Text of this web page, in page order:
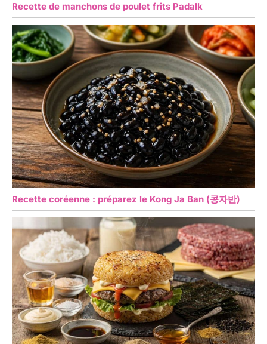
Recette de manchons de poulet frits Padalk
Recette coréenne : préparez le Kong Ja Ban (콩자반)